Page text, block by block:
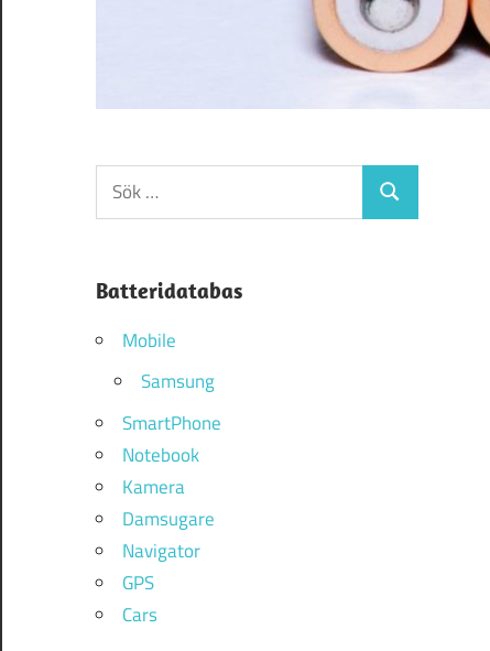
Sök
efter:
Sök
Batteridatabas
Mobile
Samsung
SmartPhone
Notebook
Kamera
Damsugare
Navigator
GPS
Cars